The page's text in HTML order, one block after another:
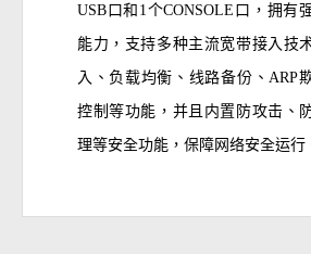
USB 口和 1 个CONSOLE 口，拥有
能力，支持多种主流宽带接入技
入、负载均衡、线路备份、 ARP
控制等功能，并且内置防攻击、
理等安全功能，保障网络安全运行